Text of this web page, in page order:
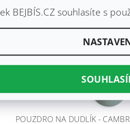
POUZDRO NA DUDLÍK -
BEJBÍS.CZ souhlasíte s